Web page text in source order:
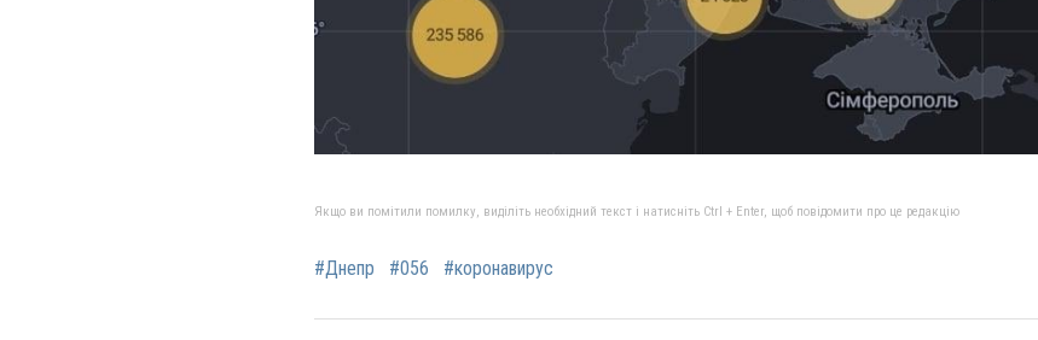
Якщо ви помітили помилку, виділіть необхідний текст і натисніть Ctrl + Enter, щоб повідомити про це редакцію
#Днепр #056 #коронавирус